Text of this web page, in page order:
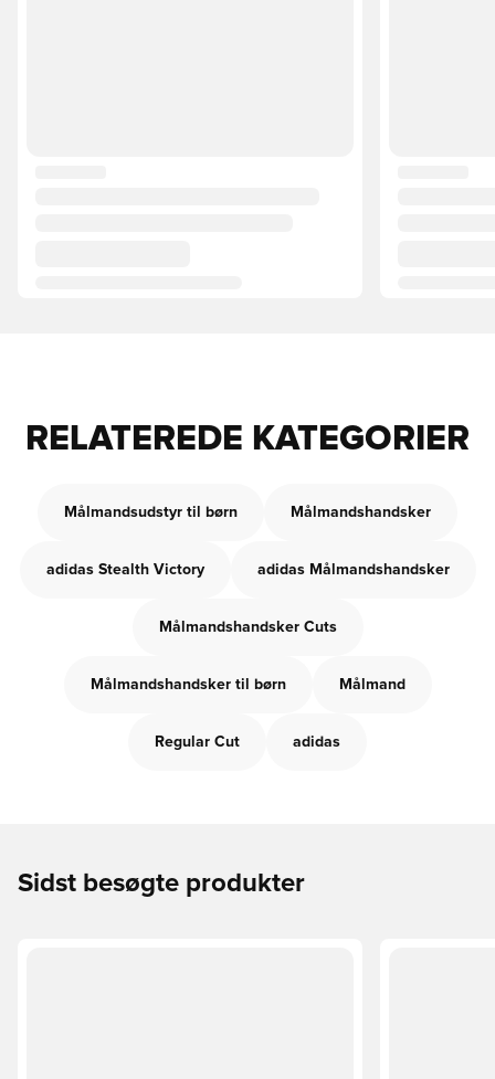
RELATEREDE KATEGORIER
Målmandsudstyr til børn Målmandshandsker
adidas Stealth Victory adidas Målmandshandsker
Målmandshandsker Cuts
Målmandshandsker til børn Målmand
Regular Cut adidas
Sidst besøgte produkter